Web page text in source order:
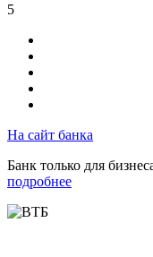
5
На сайт банка
Банк только для
подробнее